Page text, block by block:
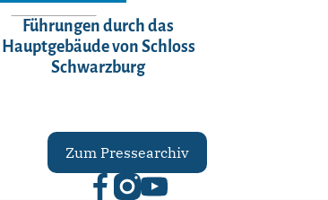
Führungen durch das
Hauptgebäude von Schloss
Schwarzburg
Zum Pressearchiv